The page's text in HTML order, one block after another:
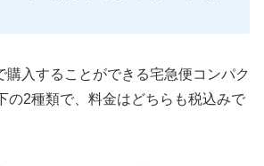
購入することができる宅急便コンパク
の2種類で、料金はどちらも税込みで